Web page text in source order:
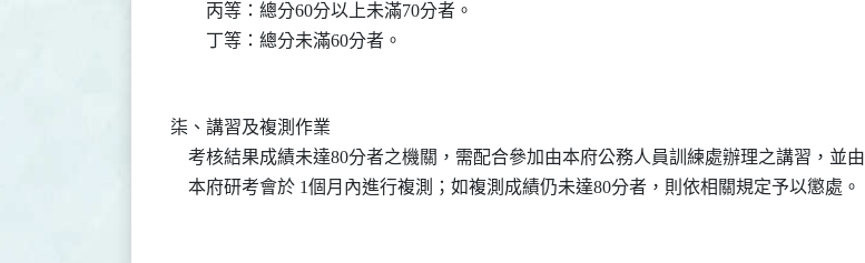
        丙等：總分60分以上未滿70分者。
柒、講習及複測作業
    考核結果成績未達80分者之機關，需配合參加由本府公務人員訓練處辦理之講習，並由